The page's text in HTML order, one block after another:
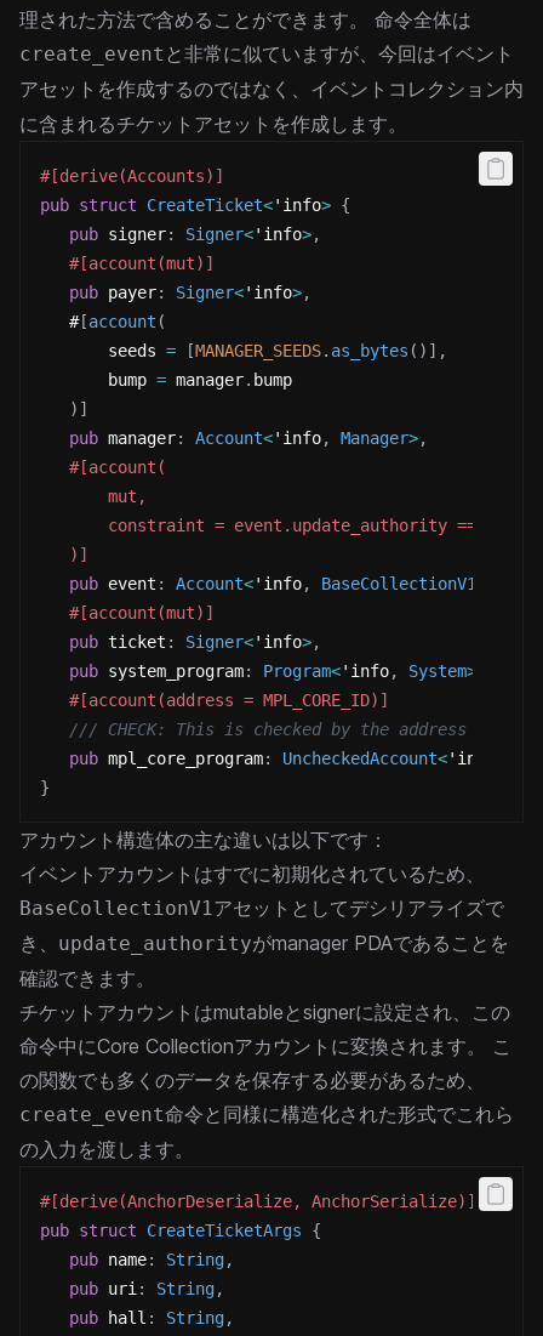
理された方法で含めることができます。
命令全体は
create_event と非常に似ていますが、今回はイベント
アセットを作成するのではなく、 イベントコレクション内
に含まれるチケットアセットを作成します。
#[derive(Accounts)]
pub struct CreateTicket<'info> {
pub signer: Signer<'info>,
#[account(mut)]
pub payer: Signer<'info>,
   #
[account (
       seeds
= [MANAGER_SEEDS. as_bytes ( ) ] ,
       bump
= manager. bump
) ]
pub manager: Account<'info, Manager>,
#[account(
       mut,
constraint = event.update_authority ==
   )]
pub event : Account<'info, BaseCollectionV1
#[account(mut)]
pub ticket : Signer<'info>,
pub system_program: Program<'info, System>
#[account(address = MPL_CORE_ID)]
/// CHECK: This is checked by the address
pub mpl_core_program: UncheckedAccount<'info
}
アカウント構造体の主な違いは以下です：
イベントアカウントはすでに初期化されているため、
BaseCollectionV1アセットとしてデシリアライズで
き、 update_authorityがmanager PDAであることを
確認できます。
チケットアカウントはmutableとsignerに設定され、この
命令中にCore Collectionアカウントに変換されます。
こ
の関数でも多くのデータを保存する必要があるため、
create_event命令と同様に構造化された形式でこれら
の入力を渡します。
#[derive(AnchorDeserialize, AnchorSerialize)]
pub struct CreateTicketArgs
{
pub name: String,
pub uri : String,
pub hall : String,